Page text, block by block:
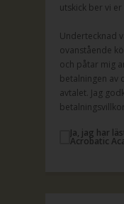
utskick ber vi
Undertecknad
ovanstående
och påtar mig
betalningen av
avtalet. Jag
Ja, jag har
Acrobatic